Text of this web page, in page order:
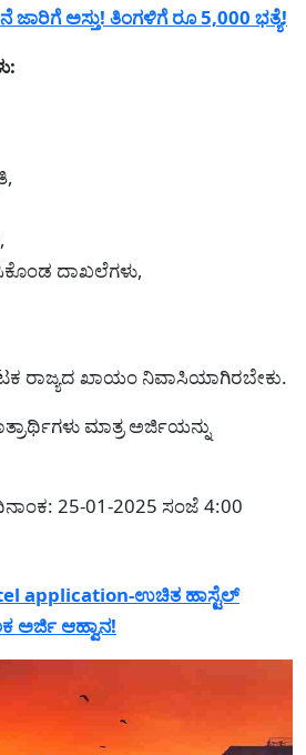
ಅಸ್ತು! ತಿಂಗಳಿಗೆ ರೂ 5,000 ಭತ್ಯೆ!
ದಾಖಲೆಗಳು,
ರಾಜ್ಯದ ಖಾಯಂ ನಿವಾಸಿಯಾಗಿರಬೇಕು.
ಮಾತ್ರ ಅರ್ಜಿಯನ್ನು
25-01-2025 ಸಂಜೆ 4:00
application-ಉಚಿತ ಹಾಸ್ಟೆಲ್
ಅರ್ಜಿ ಆಹ್ವಾನ!